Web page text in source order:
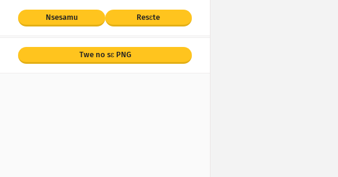
Nsesamu Resɛte
Twe no sɛ PNG